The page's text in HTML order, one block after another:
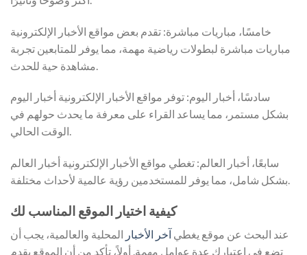
خامسًا، مباريات مباشرة: تقدم بعض مواقع الأخبار الإلكترونية
مباريات مباشرة لبطولات رياضية مهمة، مما يوفر للمتابعين تجربة
سادسًا، أخبار اليوم: توفر مواقع الأخبار الإلكترونية أخبار اليوم
بشكل مستمر، مما يساعد القراء على معرفة ما يحدث حولهم في
الوقت الحالي.
سابعًا، أخبار العالم: تغطي مواقع الأخبار الإلكترونية أخبار العالم
بشكل شامل، مما يوفر للمستخدمين رؤية عالمية لأحداث مختلفة.
كيفية اختيار الموقع المناسب لك
عند البحث عن موقع يغطي آخر الأخبار المحلية والعالمية، يجب أن
تضع في اعتبارك عدة عوامل مهمة. أولاً، تأكد من أن الموقع يقدم